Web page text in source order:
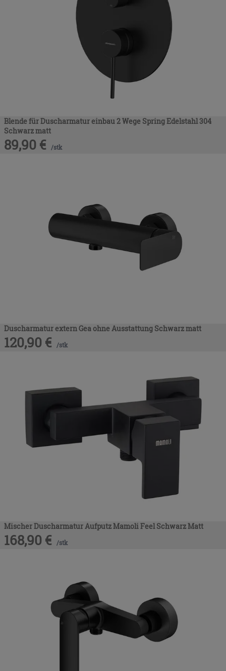
Blende für Duscharmatur einbau 2 Wege Spring Edelstahl 304
Schwarz matt
89,90 € /stk
Duscharmatur extern Gea ohne Ausstattung Schwarz matt
120,90 € /stk
Mischer Duscharmatur Aufputz Mamoli Feel Schwarz Matt
168,90 € /stk